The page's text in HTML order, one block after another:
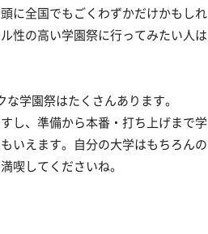
に全国でもごくわずかだけかもしれ
性の高い学園祭に行ってみたい人は
学園祭はたくさんあります。
し、準備から本番・打ち上げまで学
いえます。自分の大学はもちろんの
喫してくださいね。